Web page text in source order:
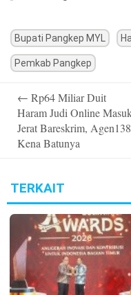
Bupati Pangkep MYL
Pemkab Pangkep
navigation
← Rp64 Miliar Duit
Haram Judi Online
Jerat Bareskrim, Agen138
Kena Batunya
TERKAIT